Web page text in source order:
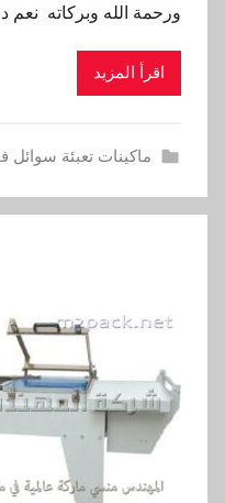
ورحمة الله وبركاته نعم
اقرأ المزيد
ماكينات تعبئة